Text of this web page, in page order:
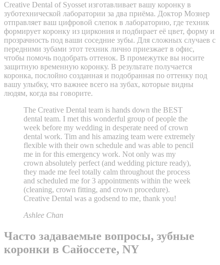
Creative Dental of Syosset изготавливает вашу коронку в
зуботехнической лаборатории за два приёма. Доктор Мознер
отправляет ваш цифровой слепок в лабораторию, где техник
формирует коронку из циркония и подбирает её цвет, форму и
прозрачность под ваши соседние зубы. Для сложных случаев с
передними зубами этот техник лично приезжает в офис,
чтобы помочь подобрать оттенок. В промежутке вы носите
защитную временную коронку. В результате получается
коронка, послойно созданная и подобранная по оттенку под
вашу улыбку, что важнее всего на зубах, которые видны
людям, когда вы говорите.
The Creative Dental team is hands down the BEST
dental team. I met this wonderful group of people the
week before my wedding in desperate need of crown
dental work. Tim and his amazing team were extremely
flexible with their own schedule and was able to pencil
me in for this emergency work. Not only was my
crown absolutely perfect (and wedding picture ready),
they made me feel totally calm throughout the process
and scheduled me for 3 appointments within the week
(cleaning, crown fitting, and crown procedure).
Creative Dental was a godsend to me, thank you!
Ashlee Chan
Часто задаваемые вопросы, зубные
коронки в Сайоссете, NY